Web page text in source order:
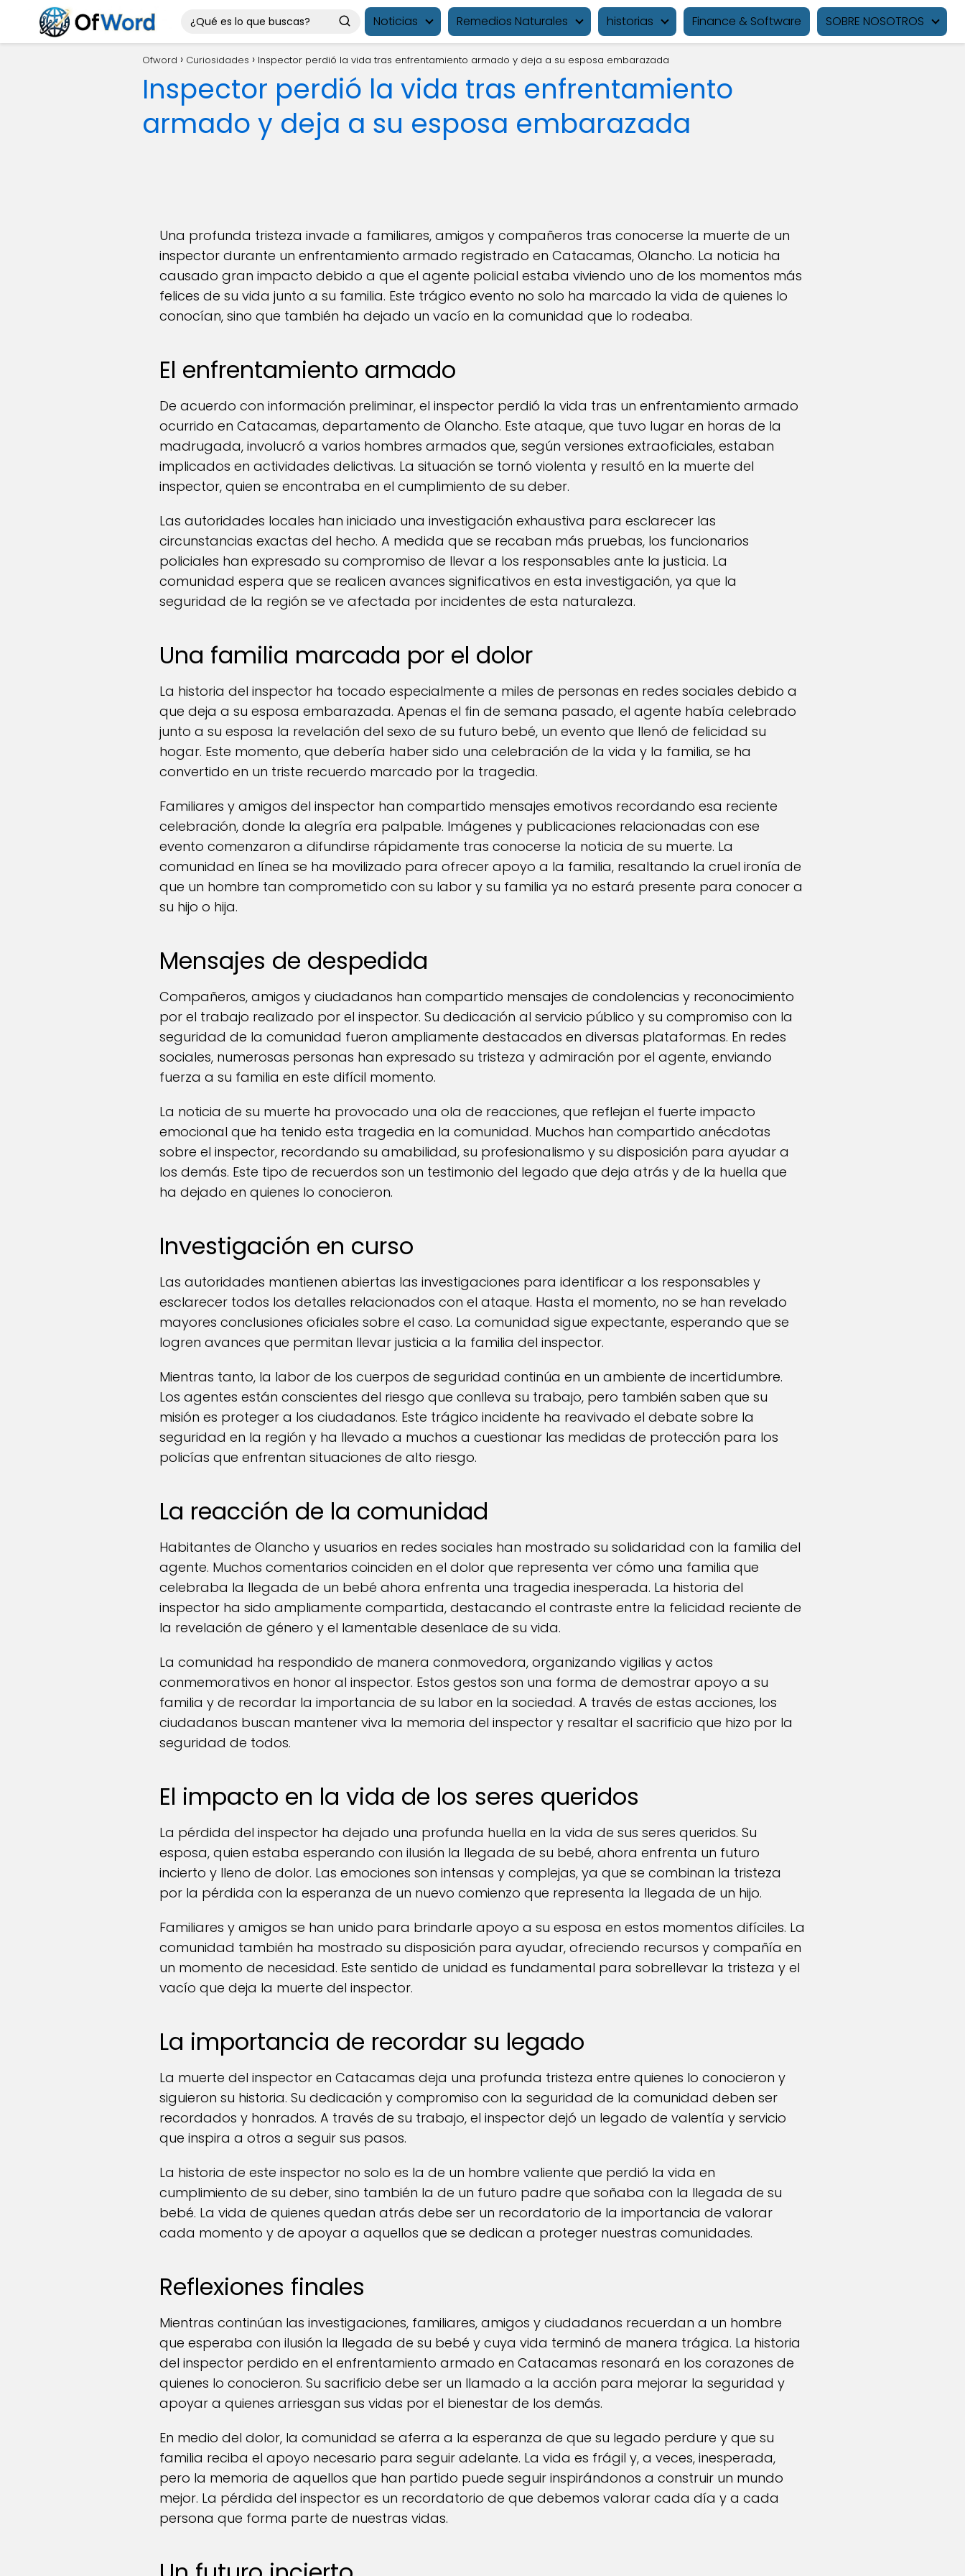
Noticias Remedios Naturales historias Finance & Software SOBRE NOSOTROS
Ofword Curiosidades Inspector perdió la vida tras enfrentamiento armado y deja a su esposa embarazada
Inspector perdió la vida tras enfrentamiento
armado y deja a su esposa embarazada
Una profunda tristeza invade a familiares, amigos y compañeros tras conocerse la muerte de un
inspector durante un enfrentamiento armado registrado en Catacamas, Olancho. La noticia ha
causado gran impacto debido a que el agente policial estaba viviendo uno de los momentos más
felices de su vida junto a su familia. Este trágico evento no solo ha marcado la vida de quienes lo
conocían, sino que también ha dejado un vacío en la comunidad que lo rodeaba.
El enfrentamiento armado
De acuerdo con información preliminar, el inspector perdió la vida tras un enfrentamiento armado
ocurrido en Catacamas, departamento de Olancho. Este ataque, que tuvo lugar en horas de la
madrugada, involucró a varios hombres armados que, según versiones extraoficiales, estaban
implicados en actividades delictivas. La situación se tornó violenta y resultó en la muerte del
inspector, quien se encontraba en el cumplimiento de su deber.
Las autoridades locales han iniciado una investigación exhaustiva para esclarecer las
circunstancias exactas del hecho. A medida que se recaban más pruebas, los funcionarios
policiales han expresado su compromiso de llevar a los responsables ante la justicia. La
comunidad espera que se realicen avances significativos en esta investigación, ya que la
seguridad de la región se ve afectada por incidentes de esta naturaleza.
Una familia marcada por el dolor
La historia del inspector ha tocado especialmente a miles de personas en redes sociales debido a
que deja a su esposa embarazada. Apenas el fin de semana pasado, el agente había celebrado
junto a su esposa la revelación del sexo de su futuro bebé, un evento que llenó de felicidad su
hogar. Este momento, que debería haber sido una celebración de la vida y la familia, se ha
convertido en un triste recuerdo marcado por la tragedia.
Familiares y amigos del inspector han compartido mensajes emotivos recordando esa reciente
celebración, donde la alegría era palpable. Imágenes y publicaciones relacionadas con ese
evento comenzaron a difundirse rápidamente tras conocerse la noticia de su muerte. La
comunidad en línea se ha movilizado para ofrecer apoyo a la familia, resaltando la cruel ironía de
que un hombre tan comprometido con su labor y su familia ya no estará presente para conocer a
su hijo o hija.
Mensajes de despedida
Compañeros, amigos y ciudadanos han compartido mensajes de condolencias y reconocimiento
por el trabajo realizado por el inspector. Su dedicación al servicio público y su compromiso con la
seguridad de la comunidad fueron ampliamente destacados en diversas plataformas. En redes
sociales, numerosas personas han expresado su tristeza y admiración por el agente, enviando
fuerza a su familia en este difícil momento.
La noticia de su muerte ha provocado una ola de reacciones, que reflejan el fuerte impacto
emocional que ha tenido esta tragedia en la comunidad. Muchos han compartido anécdotas
sobre el inspector, recordando su amabilidad, su profesionalismo y su disposición para ayudar a
los demás. Este tipo de recuerdos son un testimonio del legado que deja atrás y de la huella que
ha dejado en quienes lo conocieron.
Investigación en curso
Las autoridades mantienen abiertas las investigaciones para identificar a los responsables y
esclarecer todos los detalles relacionados con el ataque. Hasta el momento, no se han revelado
mayores conclusiones oficiales sobre el caso. La comunidad sigue expectante, esperando que se
logren avances que permitan llevar justicia a la familia del inspector.
Mientras tanto, la labor de los cuerpos de seguridad continúa en un ambiente de incertidumbre.
Los agentes están conscientes del riesgo que conlleva su trabajo, pero también saben que su
misión es proteger a los ciudadanos. Este trágico incidente ha reavivado el debate sobre la
seguridad en la región y ha llevado a muchos a cuestionar las medidas de protección para los
policías que enfrentan situaciones de alto riesgo.
La reacción de la comunidad
Habitantes de Olancho y usuarios en redes sociales han mostrado su solidaridad con la familia del
agente. Muchos comentarios coinciden en el dolor que representa ver cómo una familia que
celebraba la llegada de un bebé ahora enfrenta una tragedia inesperada. La historia del
inspector ha sido ampliamente compartida, destacando el contraste entre la felicidad reciente de
la revelación de género y el lamentable desenlace de su vida.
La comunidad ha respondido de manera conmovedora, organizando vigilias y actos
conmemorativos en honor al inspector. Estos gestos son una forma de demostrar apoyo a su
familia y de recordar la importancia de su labor en la sociedad. A través de estas acciones, los
ciudadanos buscan mantener viva la memoria del inspector y resaltar el sacrificio que hizo por la
seguridad de todos.
El impacto en la vida de los seres queridos
La pérdida del inspector ha dejado una profunda huella en la vida de sus seres queridos. Su
esposa, quien estaba esperando con ilusión la llegada de su bebé, ahora enfrenta un futuro
incierto y lleno de dolor. Las emociones son intensas y complejas, ya que se combinan la tristeza
por la pérdida con la esperanza de un nuevo comienzo que representa la llegada de un hijo.
Familiares y amigos se han unido para brindarle apoyo a su esposa en estos momentos difíciles. La
comunidad también ha mostrado su disposición para ayudar, ofreciendo recursos y compañía en
un momento de necesidad. Este sentido de unidad es fundamental para sobrellevar la tristeza y el
vacío que deja la muerte del inspector.
La importancia de recordar su legado
La muerte del inspector en Catacamas deja una profunda tristeza entre quienes lo conocieron y
siguieron su historia. Su dedicación y compromiso con la seguridad de la comunidad deben ser
recordados y honrados. A través de su trabajo, el inspector dejó un legado de valentía y servicio
que inspira a otros a seguir sus pasos.
La historia de este inspector no solo es la de un hombre valiente que perdió la vida en
cumplimiento de su deber, sino también la de un futuro padre que soñaba con la llegada de su
bebé. La vida de quienes quedan atrás debe ser un recordatorio de la importancia de valorar
cada momento y de apoyar a aquellos que se dedican a proteger nuestras comunidades.
Reflexiones finales
Mientras continúan las investigaciones, familiares, amigos y ciudadanos recuerdan a un hombre
que esperaba con ilusión la llegada de su bebé y cuya vida terminó de manera trágica. La historia
del inspector perdido en el enfrentamiento armado en Catacamas resonará en los corazones de
quienes lo conocieron. Su sacrificio debe ser un llamado a la acción para mejorar la seguridad y
apoyar a quienes arriesgan sus vidas por el bienestar de los demás.
En medio del dolor, la comunidad se aferra a la esperanza de que su legado perdure y que su
familia reciba el apoyo necesario para seguir adelante. La vida es frágil y, a veces, inesperada,
pero la memoria de aquellos que han partido puede seguir inspirándonos a construir un mundo
mejor. La pérdida del inspector es un recordatorio de que debemos valorar cada día y a cada
persona que forma parte de nuestras vidas.